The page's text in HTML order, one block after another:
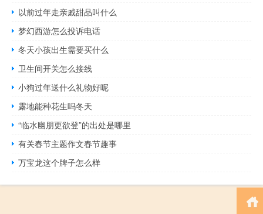
以前过年走亲戚甜品叫什么
梦幻西游怎么投诉电话
冬天小孩出生需要买什么
卫生间开关怎么接线
小狗过年送什么礼物好呢
露地能种花生吗冬天
“临水幽朋更欲登”的出处是哪里
有关春节主题作文春节趣事
万宝龙这个牌子怎么样